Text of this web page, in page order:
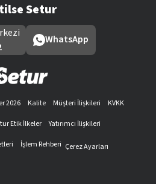
Setur
WhatsApp
2026 Kalite Müşteri İlişkileri
KVKK
Etik İlkeler
Yatırımcı İlişkileri
İşlem Rehberi Çerez Ayarları